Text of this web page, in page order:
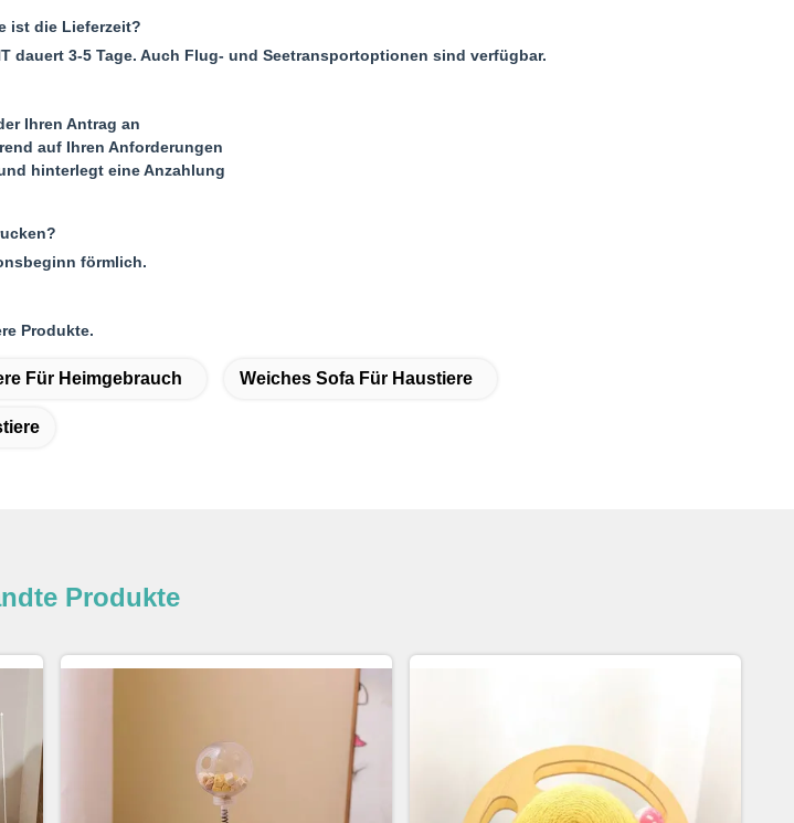
ist die Lieferzeit?
dauert 3-5 Tage. Auch Flug- und Seetransportoptionen sind verfügbar.
Ihren Antrag an
auf Ihren Anforderungen
hinterlegt eine Anzahlung
förmlich.
Produkte.
Für Heimgebrauch Weiches Sofa Für Haustiere
Produkte